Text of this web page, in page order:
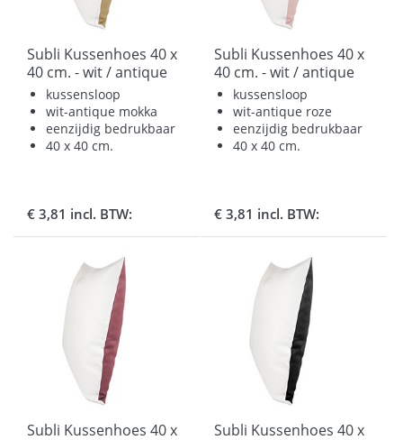
Subli Kussenhoes 40 x
40 cm. - wit / antique
mokka
kussensloop
wit-antique mokka
eenzijdig bedrukbaar
40 x 40 cm.
€ 3,81 incl. BTW:
Subli Kussenhoes 40 x
40 cm. - wit / antique
pinkkussensloop
wit-antique roze
eenzijdig bedrukbaar
40 x 40 cm.
€ 3,81 incl. BTW:
Subli Kussenhoes 40 x
Subli Kussenhoes 40 x